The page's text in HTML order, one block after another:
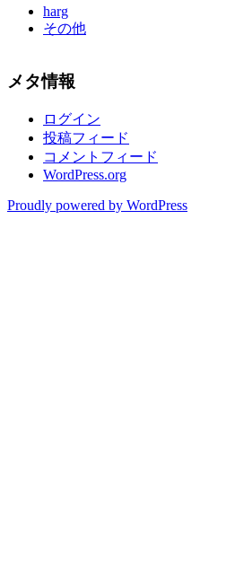
harg
その他
メタ情報
ログイン
投稿フィード
コメントフィード
WordPress.org
Proudly powered by WordPress